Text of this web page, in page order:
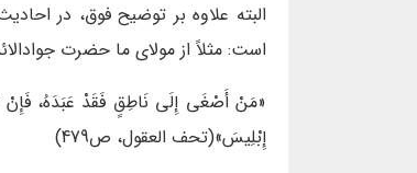
البته علاوه بر توضیح فوق، در
است: مثلاً از مولای ما حضرت
«مَنْ أَصْغَى إِلَى نَاطِقٍ فَقَدْ عَبَدَهُ، فَإِنْ
إِبْلِيسَ»(تحف العقول، ص479)